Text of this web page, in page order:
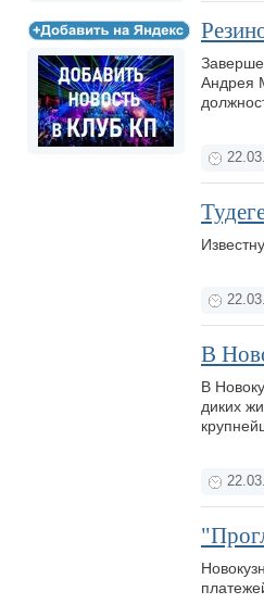
Андрея
В
В
диких